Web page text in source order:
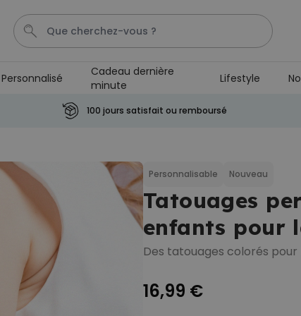
P
Chaussettes personnalisées
visage
plus de
vendus
19,99 €
Personnalisable
Peignoir personnalisé avec
texte et couronne de laurier
Personnalisé
Cadeau dernière
minute
Lifestyle
100 jours satisfait ou remboursé
Personnalisable Nouveau
Tatouages
enfants pour
Des tatouages colorés
16,99 €